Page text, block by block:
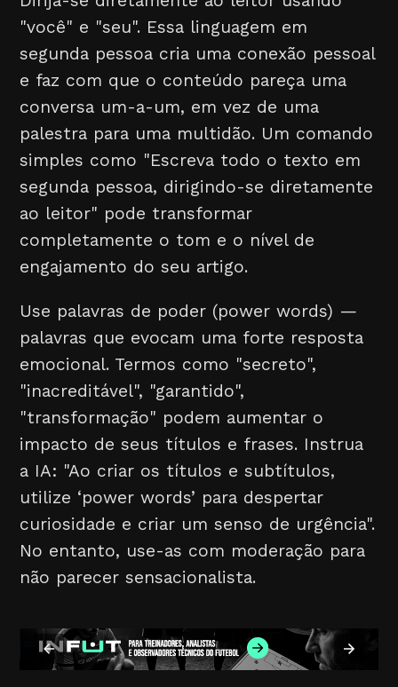
"você" e "seu". Essa linguagem em
segunda pessoa cria uma conexão pessoal
e faz com que o conteúdo pareça uma
conversa um-a-um, em vez de uma
palestra para uma multidão. Um comando
simples como "Escreva todo o texto em
segunda pessoa, dirigindo-se diretamente
ao leitor" pode transformar
completamente o tom e o nível de
engajamento do seu artigo.
Use palavras de poder (power words) —
palavras que evocam uma forte resposta
emocional. Termos como "secreto",
"inacreditável", "garantido",
"transformação" podem aumentar o
impacto de seus títulos e frases. Instrua
a IA: "Ao criar os títulos e subtítulos,
utilize ‘power words’ para despertar
curiosidade e criar um senso de urgência".
No entanto, use-as com moderação para
não parecer sensacionalista.